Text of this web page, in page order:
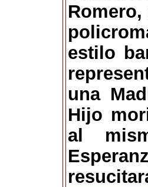
estilo
una
Hijo
al